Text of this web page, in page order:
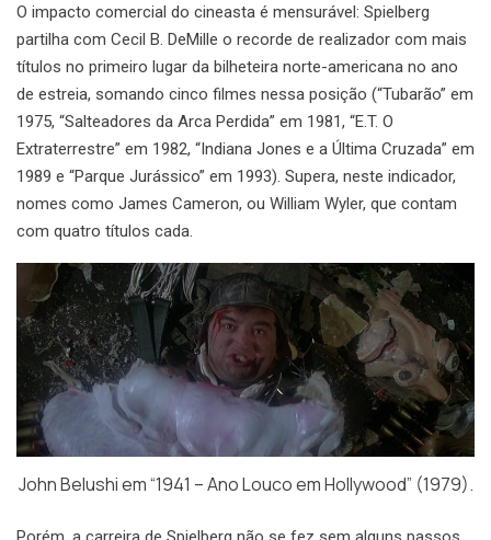
O impacto comercial do cineasta é mensurável: Spielberg
partilha com Cecil B. DeMille o recorde de realizador com mais
títulos no primeiro lugar da bilheteira norte-americana no ano
de estreia, somando cinco filmes nessa posição (“Tubarão” em
1975, “Salteadores da Arca Perdida” em 1981, “E.T. O
Extraterrestre” em 1982, “Indiana Jones e a Última Cruzada” em
1989 e “Parque Jurássico” em 1993). Supera, neste indicador,
nomes como James Cameron, ou William Wyler, que contam
com quatro títulos cada.
John Belushi em “1941 – Ano Louco em Hollywood” (1979).